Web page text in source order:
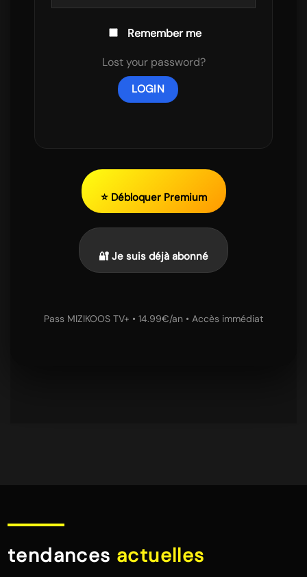
Remember me
Lost your password?
⭐ Débloquer Premium
🔐 Je suis déjà abonné
Pass MIZIKOOS TV+ • 14.99€/an • Accès immédiat
tendances actuelles